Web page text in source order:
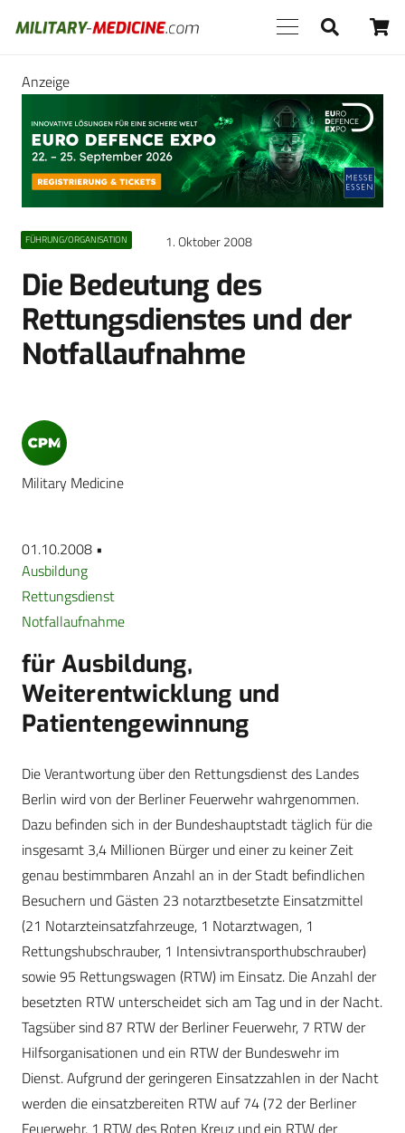
Anzeige
FÜHRUNG/ORGANISATION 1. Oktober 2008
Die Bedeutung des
Rettungsdienstes und der
Notfallaufnahme
Military Medicine
01.10.2008 •
Ausbildung
Rettungsdienst
Notfallaufnahme
für Ausbildung,
Weiterentwicklung und
Patientengewinnung
Die Verantwortung über den Rettungsdienst des Landes
Berlin wird von der Berliner Feuerwehr wahrgenommen.
Dazu befinden sich in der Bundeshauptstadt täglich für die
insgesamt 3,4 Millionen Bürger und einer zu keiner Zeit
genau bestimmbaren Anzahl an in der Stadt befindlichen
Besuchern und Gästen 23 notarztbesetzte Einsatzmittel
(21 Notarzteinsatzfahrzeuge, 1 Notarztwagen, 1
Rettungshubschrauber, 1 Intensivtransporthubschrauber)
sowie 95 Rettungswagen (RTW) im Einsatz. Die Anzahl der
besetzten RTW unterscheidet sich am Tag und in der Nacht.
Tagsüber sind 87 RTW der Berliner Feuerwehr, 7 RTW der
Hilfsorganisationen und ein RTW der Bundeswehr im
Dienst. Aufgrund der geringeren Einsatzzahlen in der Nacht
werden die einsatzbereiten RTW auf 74 (72 der Berliner
Feuerwehr, 1 RTW des Roten Kreuz und ein RTW der